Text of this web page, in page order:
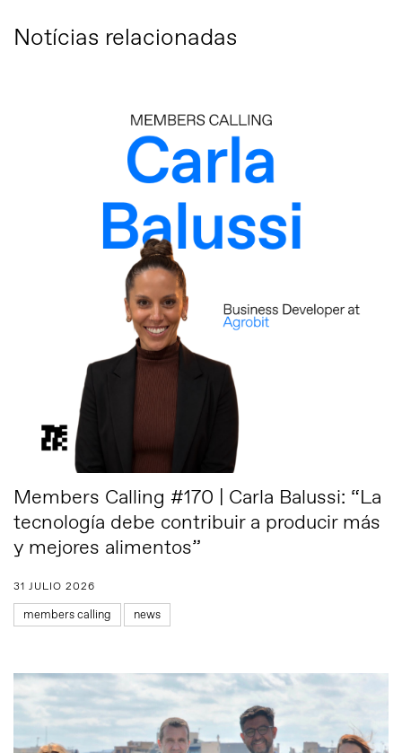
Notícias relacionadas
Members Calling #170 | Carla Balussi: “La
tecnología debe contribuir a producir más
y mejores alimentos”
31 JULIO 2026
members calling news